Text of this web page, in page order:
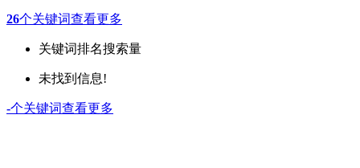
26个关键词查看更多
关键词排名搜索量
未找到信息!
-个关键词查看更多